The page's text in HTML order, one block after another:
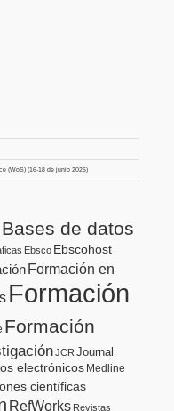
(WoS) (16-18 de junio 2026)
Bases de datos
Ebsco Ebscohost
Formación en
Formación
Formación
JCR Journal
electrónicos Medline
científicas
RefWorks Revistas